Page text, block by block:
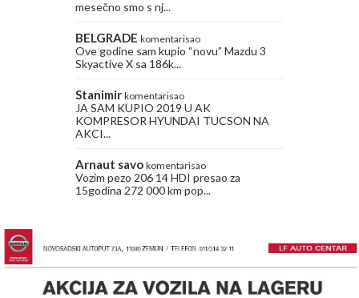
mesečno smo s nj...
BELGRADE komentarisao
Ove godine sam kupio “novu” Mazdu 3
Skyactive X sa 186k...
Stanimir komentarisao
JA SAM KUPIO 2019 U AK
KOMPRESOR HYUNDAI TUCSON NA
AKCI...
Arnaut savo komentarisao
Vozim pezo 206 14 HDI presao za
15godina 272 000 km pop...